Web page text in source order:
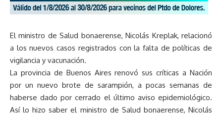
El ministro de Salud bonaerense, Nicolás Kreplak, relacionó
a los nuevos casos registrados con la falta de políticas de
vigilancia y vacunación.
La provincia de Buenos Aires renovó sus críticas a Nación
por un nuevo brote de sarampión, a pocas semanas de
haberse dado por cerrado el último aviso epidemiológico.
Así lo hizo saber el ministro de Salud bonaerense, Nicolás